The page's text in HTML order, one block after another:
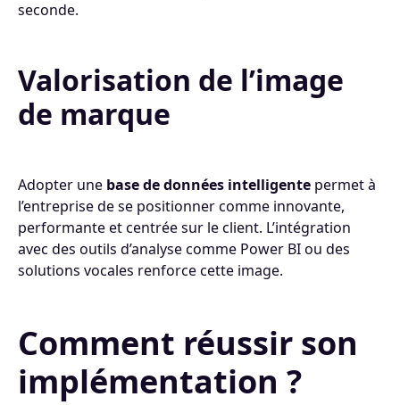
seconde.
Valorisation de l’image
de marque
Adopter une base de données intelligente permet à
l’entreprise de se positionner comme innovante,
performante et centrée sur le client. L’intégration
avec des outils d’analyse comme Power BI ou des
solutions vocales renforce cette image.
Comment réussir son
implémentation ?